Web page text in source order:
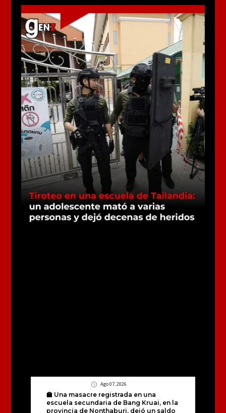
Ago 07, 2026
🏫 Una masacre registrada en una
escuela secundaria de Bang Kruai, en la
provincia de Nonthaburi, dejó un saldo